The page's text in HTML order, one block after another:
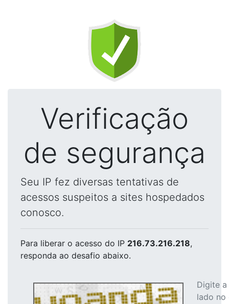
Verificação
de segurança
Seu IP fez diversas tentativas de
acessos suspeitos a sites hospedados
conosco.
Para liberar o acesso do IP 216.73.216.218,
responda ao desafio abaixo.
Digite
lado no